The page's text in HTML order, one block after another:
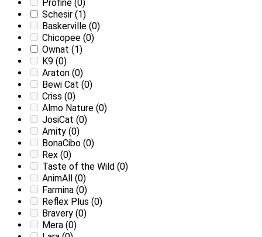
Profine (0)
Schesir (1)
Baskerville (0)
Chicopee (0)
Ownat (1)
K9 (0)
Araton (0)
Bewi Cat (0)
Criss (0)
Almo Nature (0)
JosiCat (0)
Amity (0)
BonaCibo (0)
Rex (0)
Taste of the Wild (0)
AnimAll (0)
Farmina (0)
Reflex Plus (0)
Bravery (0)
Mera (0)